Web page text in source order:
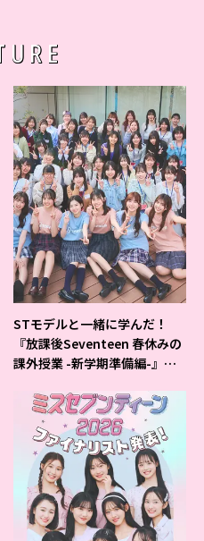
STモデルと一緒に学んだ！
『放課後Seventeen 春休みの
課外授業 -新学期準備編-』イ